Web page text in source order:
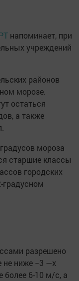
напоминает, при
учреждений
районов
морозе.
остаться
а также
мороза
старшие классы
городских
разрешено
не ниже −3 —х
более 6-10 м/с, а